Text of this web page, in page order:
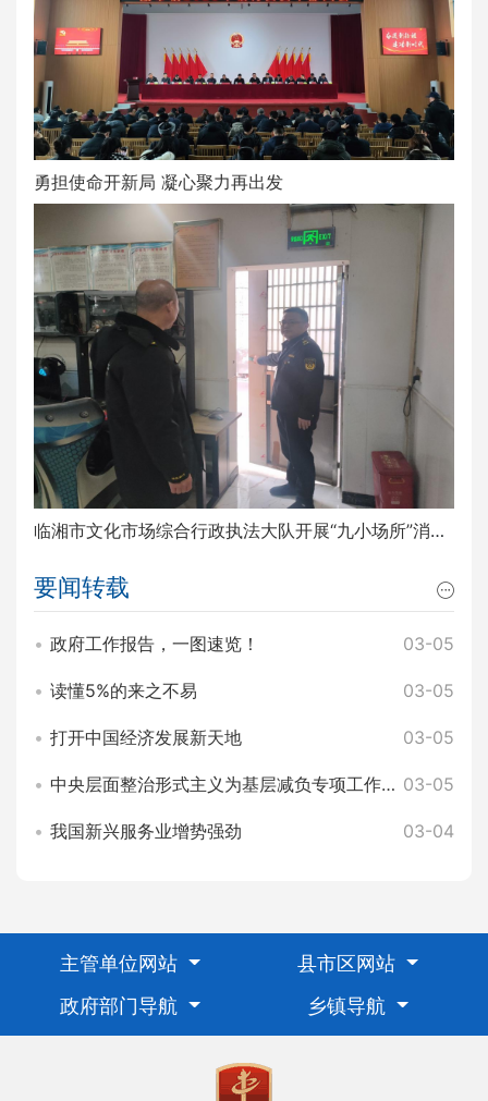
勇担使命开新局 凝心聚力再出发
临湘市文化市场综合行政执法大队开展“九小场所”消防安全排查整治工作
要闻转载
政府工作报告，一图速览！ 03-05
读懂5%的来之不易 03-05
打开中国经济发展新天地 03-05
中央层面整治形式主义为基层减负专项工作机制办公室 中央纪委办公厅公开通报3起整治形式主义为基层减负典型问题 03-05
我国新兴服务业增势强劲 03-04
主管单位网站
县市区网站
政府部门导航
乡镇导航